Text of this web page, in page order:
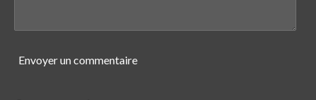
Envoyer un commentaire